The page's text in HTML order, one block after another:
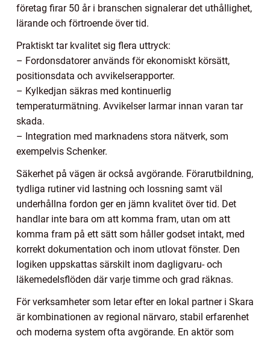
företag firar 50 år i branschen signalerar det uthållighet,
lärande och förtroende över tid.
Praktiskt tar kvalitet sig flera uttryck:
– Fordonsdatorer används för ekonomiskt körsätt,
positionsdata och avvikelserapporter.
– Kylkedjan säkras med kontinuerlig
temperaturmätning. Avvikelser larmar innan varan tar
skada.
– Integration med marknadens stora nätverk, som
exempelvis Schenker.
Säkerhet på vägen är också avgörande. Förarutbildning,
tydliga rutiner vid lastning och lossning samt väl
underhållna fordon ger en jämn kvalitet över tid. Det
handlar inte bara om att komma fram, utan om att
komma fram på ett sätt som håller godset intakt, med
korrekt dokumentation och inom utlovat fönster. Den
logiken uppskattas särskilt inom dagligvaru- och
läkemedelsflöden där varje timme och grad räknas.
För verksamheter som letar efter en lokal partner i Skara
är kombinationen av regional närvaro, stabil erfarenhet
och moderna system ofta avgörande. En aktör som